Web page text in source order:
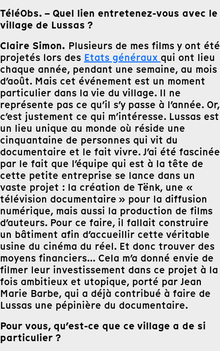
TéléObs. – Quel lien entretenez-vous avec le
village de Lussas ?
Claire Simon. Plusieurs de mes films y ont été
projetés lors des Etats généraux qui ont lieu
chaque année, pendant une semaine, au mois
d’août. Mais cet événement est un moment
particulier dans la vie du village. Il ne
représente pas ce qu’il s’y passe à l’année. Or,
c’est justement ce qui m’intéresse. Lussas est
un lieu unique au monde où réside une
cinquantaine de personnes qui vit du
documentaire et le fait vivre. J’ai été fascinée
par le fait que l’équipe qui est à la tête de
cette petite entreprise se lance dans un
vaste projet : la création de Tënk, une «
télévision documentaire » pour la diffusion
numérique, mais aussi la production de films
d’auteurs. Pour ce faire, il fallait construire
un bâtiment afin d’accueillir cette véritable
usine du cinéma du réel. Et donc trouver des
moyens financiers… Cela m’a donné envie de
filmer leur investissement dans ce projet à la
fois ambitieux et utopique, porté par Jean
Marie Barbe, qui a déjà contribué à faire de
Lussas une pépinière du documentaire.
Pour vous, qu’est-ce que ce village a de si
particulier ?